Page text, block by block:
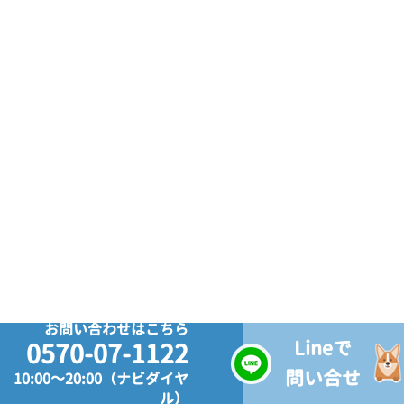
お問い合わせはこちら
0570-07-1122
10:00～20:00（ナビダイヤ
ル）
Lineで
問い合せ